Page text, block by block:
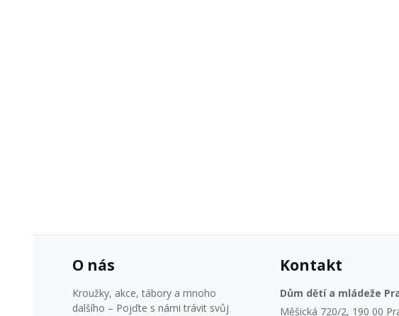
O nás
Kroužky, akce, tábory a mnoho
dalšího – Pojďte s námi trávit svůj
Kontakt
Dům dětí a mládeže
Měšická 720/2, 190 00